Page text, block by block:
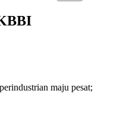
maju pesat;